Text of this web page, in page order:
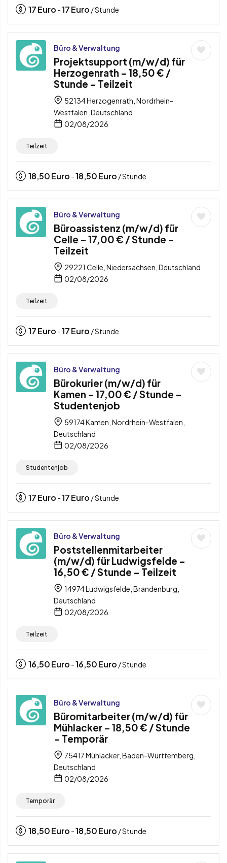
17Euro -17Euro / Stunde
Büro & Verwaltung
Projektsupport (m/w/d) für
Herzogenrath – 18,50 € /
Stunde – Teilzeit
52134 Herzogenrath, Nordrhein-
Westfalen, Deutschland
02/08/2026
Teilzeit
18,50Euro -18,50Euro / Stunde
Büro & Verwaltung
Büroassistenz (m/w/d) für
Celle – 17,00 € / Stunde –
Teilzeit
29221 Celle, Niedersachsen, Deutschland
02/08/2026
Teilzeit
17Euro -17Euro / Stunde
Büro & Verwaltung
Bürokurier (m/w/d) für
Kamen – 17,00 € / Stunde –
Studentenjob
59174 Kamen, Nordrhein-Westfalen,
Deutschland
02/08/2026
Studentenjob
17Euro -17Euro / Stunde
Büro & Verwaltung
Poststellenmitarbeiter
(m/w/d) für Ludwigsfelde –
16,50 € / Stunde – Teilzeit
14974 Ludwigsfelde, Brandenburg,
Deutschland
02/08/2026
Teilzeit
16,50Euro -16,50Euro / Stunde
Büro & Verwaltung
Büromitarbeiter (m/w/d) für
Mühlacker – 18,50 € / Stunde
– Temporär
75417 Mühlacker, Baden-Württemberg,
Deutschland
02/08/2026
Temporär
18,50Euro -18,50Euro / Stunde